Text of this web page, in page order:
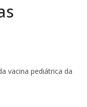
vacina pediátrica da